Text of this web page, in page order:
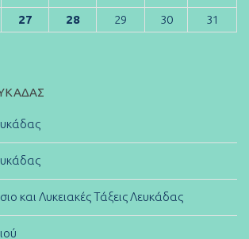
27 28 29 30
31
και Λυκειακές Τάξεις Λευκάδας